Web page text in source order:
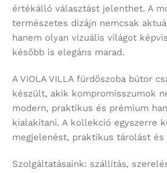
értékálló választást jelenthet. A
természetes dizájn nemcsak
hanem olyan vizuális világot
később is elegáns marad.
A VIOLA VILLA fürdőszoba bútor
készült, akik kompromisszumok
modern, praktikus és prémium
kialakítani. A kollekció egyszerre
megjelenést, praktikus tárolást
Szolgáltatásaink: szállítás,